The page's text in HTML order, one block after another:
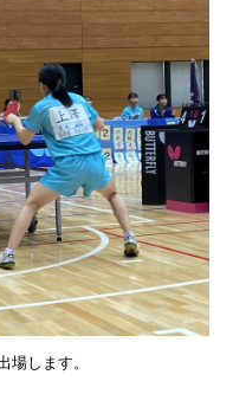
場します。